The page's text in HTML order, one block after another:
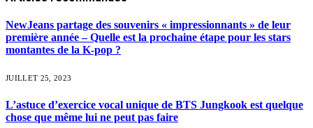
NewJeans partage des souvenirs « impressionnants » de leur
première année – Quelle est la prochaine étape pour les stars
montantes de la K-pop ?
JUILLET 25, 2023
L’astuce d’exercice vocal unique de BTS Jungkook est quelque
chose que même lui ne peut pas faire